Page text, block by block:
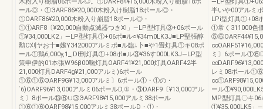
木粉入り樹脂06ポール◎。①DARF84¥15,000木粉入り樹脂18ポ
ール◎・①ЭARF86¥20,000木粉入け樹脂18ポール◎・
①OARF86¥20,000木粉入り崩脂18ポール◎・
①①ARF8〔¥20,000自動点滅器つきXl」―LP型灯具③+06ポール
①¥34,000LK2」―LP型灯具①+06ポ■ル○¥34m0LK3J■LP堅張醇
勲C刈ヤお十■嬢Y342000アルミポ■ル臨↓卜■や1畳灯具①キ08ポ
ール①鶏6,000y,1_,Dl刑灯具①+08ポ■ル③¥36す000LK3J―LP型
策申伊的01本張W96β00鞠灯具OARF41¥21,000灯具OARF42半
21,000灯具DARF4g¥21,000アルミ)6ポール
①⑥①⑥ЭARF9G¥13,000アルミ〕6ポール①・①の・
`6)OARF96¥13,000アルミ06ポールD,①・③DARF9〔¥13,000アル
ミ〕8ポール⑬⑥∪③ЭARF98¥15,000アルミ38ポール
①⑥①⑥OARF98¥15,000アルミ38ポールD・①・
―LP型灯具①+06
半いや00アルミ
LPi型灯具①+08
①常く311000色
ミ〕6ポール
レミ08ポール
ール
MP型灯具〇キ
①¥35,000LK5」